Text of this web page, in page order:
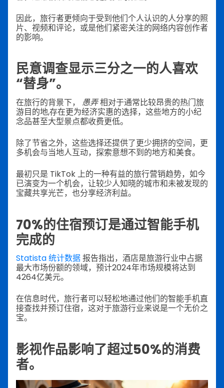
因此，旅行者更倾向于受到他们个人认识的人分享的照
片、视频和评论，或是他们紧密关注的网络内容创作者
的影响。
民意调查显示三分之一的人喜欢
“替身”。
在旅行的背景下， 愚弄相对于通常比较昂贵的热门旅
游目的地,存在更为经济实惠的选择，这些地方的小纪
念品甚至大型景点都收费更低。
除了节省之外，这些选择还提供了更少拥挤的空间，更
多机会与当地人互动，探索意想不到的地方和美食。
最初只是 TikTok 上的一种有益的旅行营销趋势，如今
已演变为一个机会，让较少人知晓的城市和未被发现的
宝藏共享光芒，也分享经济利益。
70%的住宿预订是通过智能手机
完成的
Statista 统计数据报告指出，酒店是旅游行业中占据
最大市场份额的领域，预计2024年市场规模将达到
4264亿美元。
在信息时代，旅行者可以轻松地通过他们的智能手机直
接查找并预订住宿，这对于旅游行业来说是一个无价之
宝。
影视作品影响了超过50%的消费
者。